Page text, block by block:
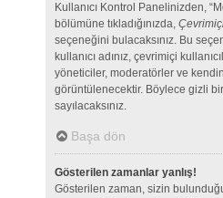
Kullanıcı Kontrol Panelinizden,
bölümüne tıkladığınızda,
seçeneğini bulacaksınız. Bu
kullanıcı adınız, çevrimiçi
yöneticiler, moderatörler ve
görüntülenecektir. Böylece gizli
sayılacaksınız.
Başa dön
Gösterilen zamanlar yanlış!
Gösterilen zaman, sizin